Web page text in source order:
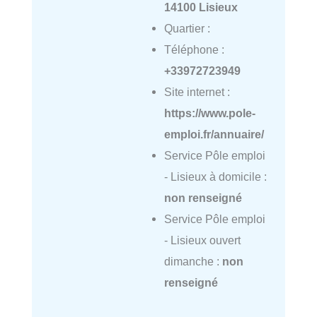
14100 Lisieux
Quartier :
Téléphone :
+33972723949
Site internet :
https://www.pole-
emploi.fr/annuaire/
Service Pôle emploi
- Lisieux à domicile :
non renseigné
Service Pôle emploi
- Lisieux ouvert
dimanche : non
renseigné